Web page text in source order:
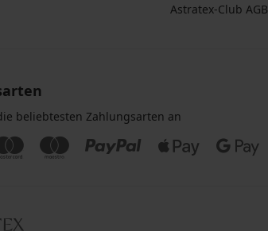
Astratex-Club AGB
beliebtesten Zahlungsarten an